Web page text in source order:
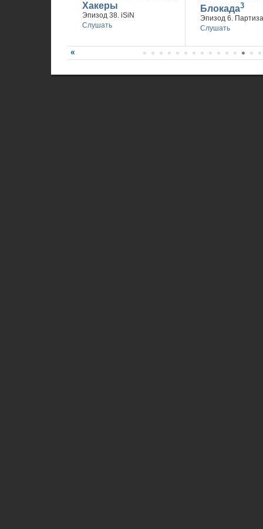
Хакеры
Эпизод 38. iSiN
Слушать
Блокада3
Эпизод 6.
Слушать